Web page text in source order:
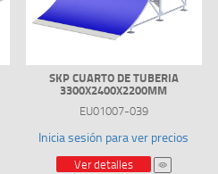
SKP CUARTO DE TUBERIA
3300X2400X2200MM
EU01007-039
Inicia sesión para ver precios
Ver detalles